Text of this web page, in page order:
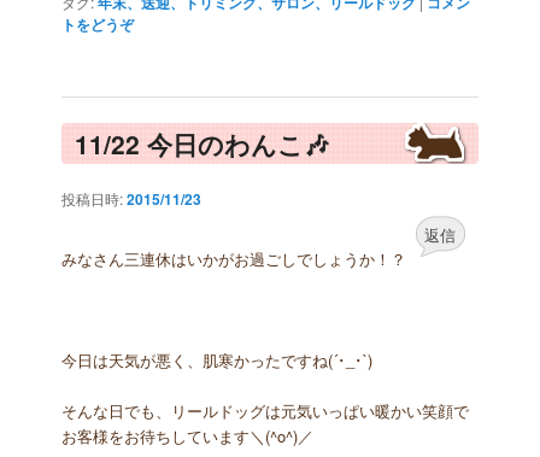
トをどうぞ
11/22 今日のわんこ🎶
投稿日時:2015/11/23
返信
みなさん三連休はいかがお過ごしでしょうか！？
今日は天気が悪く、肌寒かったですね(´･_･`)
そんな日でも、リールドッグは元気いっぱい暖かい笑顔で
お客様をお待ちしています＼(^o^)／